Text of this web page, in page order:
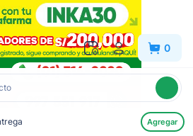
0
Agregar